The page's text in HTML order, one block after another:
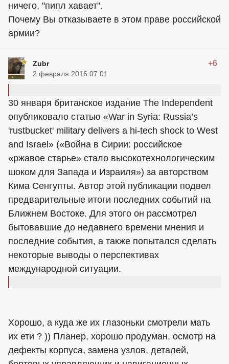
ничего, "пипл хавает".
Почему Вы отказываете в этом праве российской
армии?
Zubr +6
2 февраля 2016 07:01
30 января британское издание The Independent
опубликовало статью «War in Syria: Russia’s
'rustbucket' military delivers a hi-tech shock to West
and Israel» («Война в Сирии: российское
«ржавое старье» стало высокотехнологическим
шоком для Запада и Израиля») за авторством
Кима Сенгупты. Автор этой публикации подвел
предварительные итоги последних событий на
Ближнем Востоке. Для этого он рассмотрел
бытовавшие до недавнего времени мнения и
последние события, а также попытался сделать
некоторые выводы о перспективах
международной ситуации.
Хорошо, а куда же их глазоньки смотрели мать
их ети ? )) Планер, хорошо продуман, осмотр на
дефекты корпуса, замена узлов, деталей,